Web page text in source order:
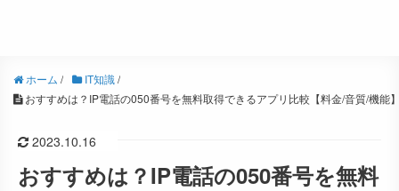
ホーム / IT知識 /
おすすめは？IP電話の050番号を無料取得できるアプリ比較【料金/音質/機能
2023.10.16
おすすめは？IP電話の050番号を無料